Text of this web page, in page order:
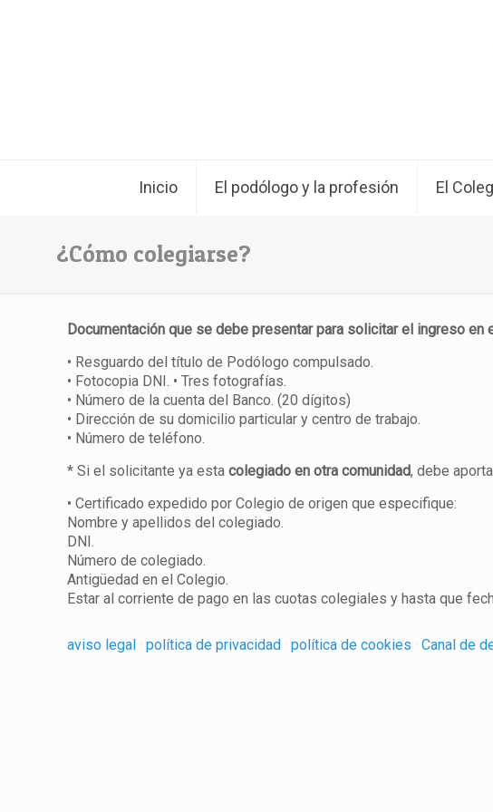
Inicio El podólogo y la profesión El
¿Cómo colegiarse?
Documentación que se debe presentar para solicitar el ingreso
• Resguardo del título de Podólogo compulsado.
• Fotocopia DNI. • Tres fotografías.
• Número de la cuenta del Banco. (20 dígitos)
• Dirección de su domicilio particular y centro de trabajo.
• Número de teléfono.
* Si el solicitante ya estacolegiado en otra comunidad, debe
• Certificado expedido por Colegio de origen que especifique:
Nombre y apellidos del colegiado.
DNI.
Número de colegiado.
Antigüedad en el Colegio.
Estar al corriente de pago en las cuotas colegiales y hasta que
aviso legal · política de privacidad · política de cookies · Canal de